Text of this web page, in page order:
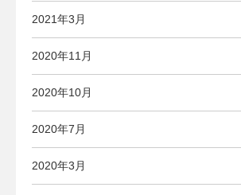
2021年3月
2020年11月
2020年10月
2020年7月
2020年3月